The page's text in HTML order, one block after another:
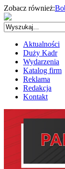
Zobacz również:
Aktualności
Duży Kadr
Wydarzenia
Katalog firm
Reklama
Redakcja
Kontakt